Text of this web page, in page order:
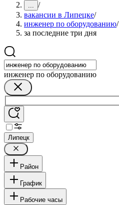
... /
вакансии в Липецке/
инженер по оборудованию/
за последние три дня
инженер по оборудованию
Липецк
Район
График
Рабочие часы